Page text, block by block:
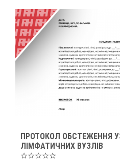
ПРОТОКОЛ ОБСТЕЖЕННЯ
ЛІМФАТИЧНИХ ВУЗЛІВ
☆☆☆☆☆